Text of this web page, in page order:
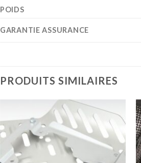
POIDS
GARANTIE ASSURANCE
PRODUITS SIMILAIRES